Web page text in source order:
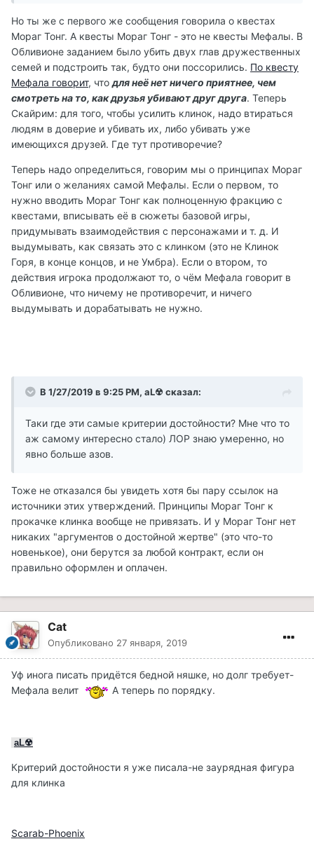
Но ты же с первого же сообщения говорила о квестах
Мораг Тонг. А квесты Мораг Тонг - это не квесты Мефалы. В
Обливионе заданием было убить двух глав дружественных
семей и подстроить так, будто они поссорились. По квесту
Мефала говорит, что для неё нет ничего приятнее, чем
смотреть на то, как друзья убивают друг друга. Теперь
Скайрим: для того, чтобы усилить клинок, надо втираться
людям в доверие и убивать их, либо убивать уже
имеющихся друзей. Где тут противоречие?
Теперь надо определиться, говорим мы о принципах Мораг
Тонг или о желаниях самой Мефалы. Если о первом, то
нужно вводить Мораг Тонг как полноценную фракцию с
квестами, вписывать её в сюжеты базовой игры,
придумывать взаимодействия с персонажами и т. д. И
выдумывать, как связать это с клинком (это не Клинок
Горя, в конце концов, и не Умбра). Если о втором, то
действия игрока продолжают то, о чём Мефала говорит в
Обливионе, что ничему не противоречит, и ничего
выдумывать и дорабатывать не нужно.
В 1/27/2019 в 9:25 PM, aL☢ сказал:
Таки где эти самые критерии достойности? Мне что то
аж самому интересно стало) ЛОР знаю умеренно, но
явно больше азов.
Тоже не отказался бы увидеть хотя бы пару ссылок на
источники этих утверждений. Принципы Мораг Тонг к
прокачке клинка вообще не привязать. И у Мораг Тонг нет
никаких "аргументов о достойной жертве" (это что-то
новенькое), они берутся за любой контракт, если он
правильно оформлен и оплачен.
Cat
Опубликовано 27 января, 2019
Уф инога писать придётся бедной няшке, но долг требует-
Мефала велит
А теперь по порядку.
aL☢
Критерий достойности я уже писала-не заурядная фигура
для клинка
Scarab-Phoenix